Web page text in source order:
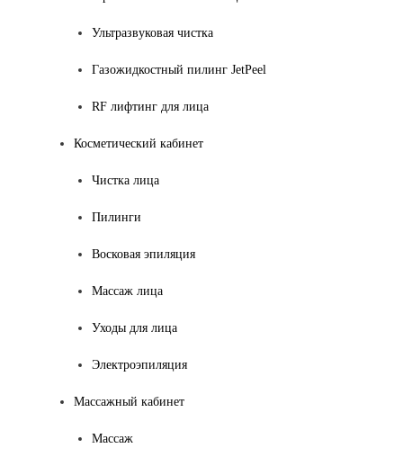
Ультразвуковая чистка
Газожидкостный пилинг JetPeel
RF лифтинг для лица
Косметический кабинет
Чистка лица
Пилинги
Восковая эпиляция
Массаж лица
Уходы для лица
Электроэпиляция
Массажный кабинет
Массаж